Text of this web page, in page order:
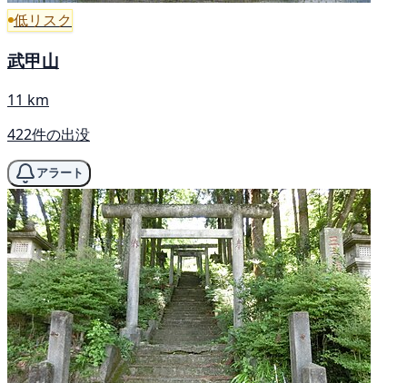
低リスク
武甲山
11 km
422件の出没
アラート